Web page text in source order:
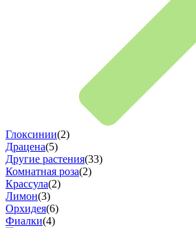
Глоксинии(2)
Драцена(5)
Другие растения(33)
Комнатная роза(2)
Крассула(2)
Лимон(3)
Орхидея(6)
Фиалки(4)